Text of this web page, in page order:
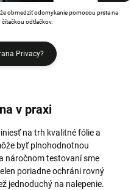
obmedziť odomykanie pomocou prsta na
čítačkou odtlačkov.
Privacy?
v praxi
na trh kvalitné fólie a
byť plnohodnotnou
náročnom testovaní sme
poriadne ochráni rovný
jednoduchý na nalepenie.